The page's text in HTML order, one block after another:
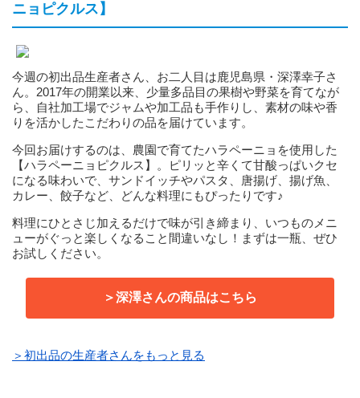
ニョピクルス】
今週の初出品生産者さん、お二人目は鹿児島県・深澤幸子さ
ん。2017年の開業以来、少量多品目の果樹や野菜を育てなが
ら、自社加工場でジャムや加工品も手作りし、素材の味や香
りを活かしたこだわりの品を届けています。
今回お届けするのは、農園で育てたハラペーニョを使用した
【ハラペーニョピクルス】。ピリッと辛くて甘酸っぱいクセ
になる味わいで、サンドイッチやパスタ、唐揚げ、揚げ魚、
カレー、餃子など、どんな料理にもぴったりです♪
料理にひとさじ加えるだけで味が引き締まり、いつものメニ
ューがぐっと楽しくなること間違いなし！まずは一瓶、ぜひ
お試しください。
＞深澤さんの商品はこちら
＞初出品の生産者さんをもっと見る